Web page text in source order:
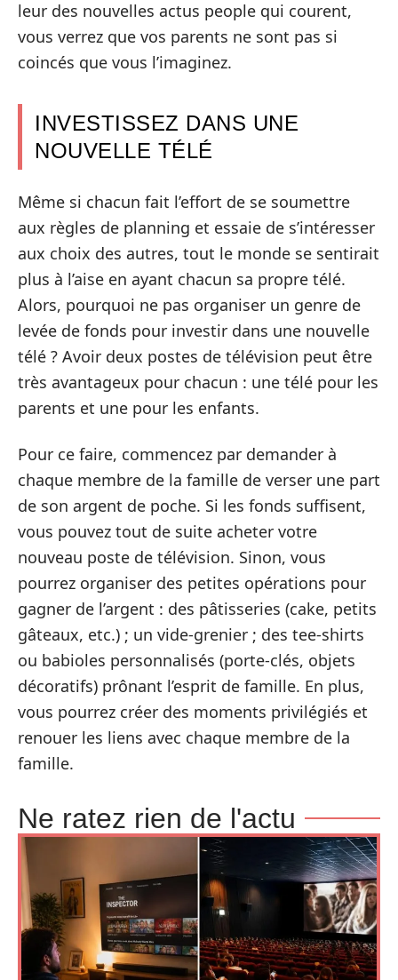
leur des nouvelles actus people qui courent,
vous verrez que vos parents ne sont pas si
coincés que vous l’imaginez.
INVESTISSEZ DANS UNE
NOUVELLE TÉLÉ
Même si chacun fait l’effort de se soumettre
aux règles de planning et essaie de s’intéresser
aux choix des autres, tout le monde se sentirait
plus à l’aise en ayant chacun sa propre télé.
Alors, pourquoi ne pas organiser un genre de
levée de fonds pour investir dans une nouvelle
télé ? Avoir deux postes de télévision peut être
très avantageux pour chacun : une télé pour les
parents et une pour les enfants.
Pour ce faire, commencez par demander à
chaque membre de la famille de verser une part
de son argent de poche. Si les fonds suffisent,
vous pouvez tout de suite acheter votre
nouveau poste de télévision. Sinon, vous
pourrez organiser des petites opérations pour
gagner de l’argent : des pâtisseries (cake, petits
gâteaux, etc.) ; un vide-grenier ; des tee-shirts
ou babioles personnalisés (porte-clés, objets
décoratifs) prônant l’esprit de famille. En plus,
vous pourrez créer des moments privilégiés et
renouer les liens avec chaque membre de la
famille.
Ne ratez rien de l'actu